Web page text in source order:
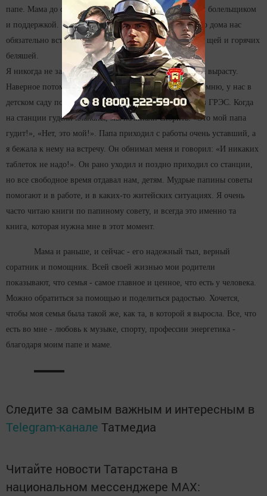
папе. Мама до сих пор остается нашим самым главным болельщиком
и поддержкой. Если она не ходила с нами на лыжах, то дома нас
обязательно встречал теплый, домашний запах свежих щей и горячих
беляшей.
Я никогда не задумывалась о том, кем хочу стать, когда вырасту.
Наверное потому, что выросла в семье энергетиков. Помню, у нас в
детском саду почти все ребята были детьми работников ГРЭС. Когда
на станции гудели клапаны, мы начинали спорить: «Это мой папа
гудит!», «Нет, это мой!». Папа приходил с работы очень уставший, а
я бежала к нему на встречу. Он обнимал меня и говорил: «И никаких
таблеток не надо!». Он рано уходил и поздно приходил со станции,
но все свободное время отдавал нам, детям. Мудрые папины советы
помогают и в работе, и в каких-то житейских ситуациях. Я очень
часто читаю книги по папиному совету, и всегда это именно та
книга, которая нужна мне в этот момент.
Мама и раньше, и сейчас - его надежный тыл, верный
соратник и помощник. Всей своей жизнью мои родители
показывают, что семья - самое главное и ценное, что есть у человека.
Можно обратиться за помощью и поделиться радостью. Хочется,
чтобы моя семья была такой же, как та, в которой я выросла. Все, что
есть во мне - любовь к музыке, спорту, профессии энергетика -
благодаря моим папе и маме.
Следите за самым важным и интересным в
Telegram-канале Татмедиа
Читайте новости Татарстана в
национальном мессенджере MАХ: